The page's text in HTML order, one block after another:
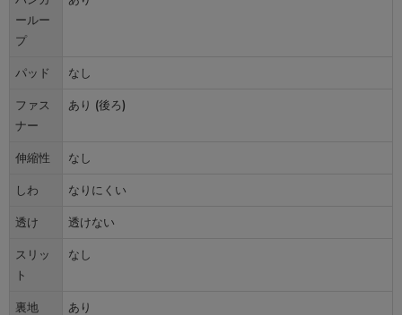
ールー
プ
パッド
なし
ファス
ナー
あり (後ろ)
伸縮性
なし
しわ
なりにくい
透け
透けない
スリッ
ト
なし
裏地
あり